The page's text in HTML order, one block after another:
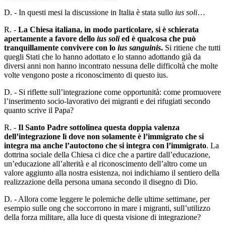
D. - In questi mesi la discussione in Italia è stata sullo ius soli…
R. - La Chiesa italiana, in modo particolare, si è schierata
apertamente a favore dello ius solied è qualcosa che può
tranquillamente convivere con lo ius sanguinis. Si ritiene che tutti
quegli Stati che lo hanno adottato e lo stanno adottando già da
diversi anni non hanno incontrato nessuna delle difficoltà che molte
volte vengono poste a riconoscimento di questo ius.
D. - Si riflette sull’integrazione come opportunità: come promuovere
l’inserimento socio-lavorativo dei migranti e dei rifugiati secondo
quanto scrive il Papa?
R. - Il Santo Padre sottolinea questa doppia valenza
dell’integrazione lì dove non solamente è l’immigrato che si
integra ma anche l’autoctono che si integra con l’immigrato. La
dottrina sociale della Chiesa ci dice che a partire dall’educazione,
un’educazione all’alterità e al riconoscimento dell’altro come un
valore aggiunto alla nostra esistenza, noi indichiamo il sentiero della
realizzazione della persona umana secondo il disegno di Dio.
D. - Allora come leggere le polemiche delle ultime settimane, per
esempio sulle ong che soccorrono in mare i migranti, sull’utilizzo
della forza militare, alla luce di questa visione di integrazione?